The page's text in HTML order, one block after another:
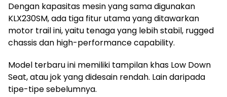
Dengan kapasitas mesin yang sama digunakan
KLX230SM, ada tiga fitur utama yang ditawarkan
motor trail ini, yaitu tenaga yang lebih stabil, rugged
chassis dan high-performance capability.
Model terbaru ini memiliki tampilan khas Low Down
Seat, atau jok yang didesain rendah. Lain daripada
tipe-tipe sebelumnya.